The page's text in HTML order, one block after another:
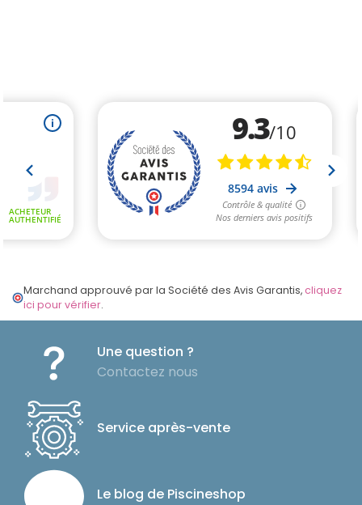
Marchand approuvé par la Société des Avis Garantis,cliquez
ici pour vérifier.
Une question ?
Contactez nous
Service après-vente
Le blog de Piscineshop